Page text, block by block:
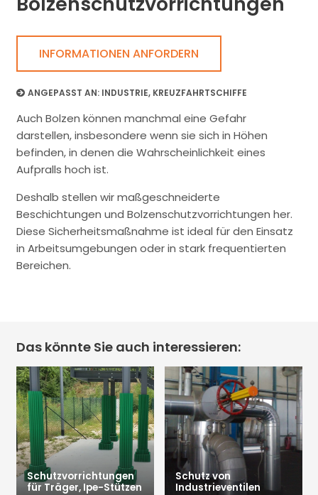
INFORMATIONEN ANFORDERN
ANGEPASST AN: INDUSTRIE, KREUZFAHRTSCHIFFE
Auch Bolzen können manchmal eine Gefahr
darstellen, insbesondere wenn sie sich in Höhen
befinden, in denen die Wahrscheinlichkeit eines
Aufpralls hoch ist.
Deshalb stellen wir maßgeschneiderte
Beschichtungen und Bolzenschutzvorrichtungen her.
Diese Sicherheitsmaßnahme ist ideal für den Einsatz
in Arbeitsumgebungen oder in stark frequentierten
Bereichen.
Das könnte Sie auch interessieren:
Schutzvorrichtungen
für Träger, Ipe-Stützen
Schutz von
Industrieventilen